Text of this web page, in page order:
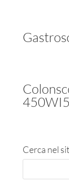
450WI5
Cerca nel